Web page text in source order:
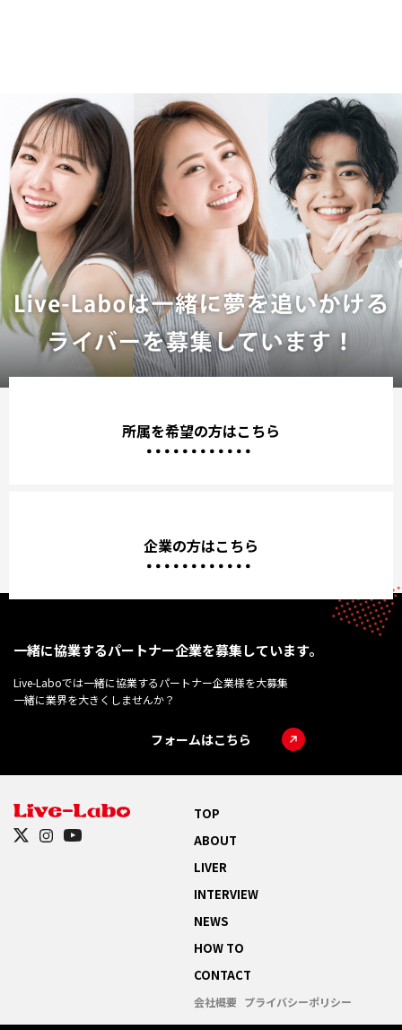
所属を希望の方はこちら
企業の方はこちら
一緒に協業するパートナー企業を募集しています。
Live-Laboでは一緒に協業するパートナー企業様を大募集
一緒に業界を大きくしませんか？
フォームはこちら
TOP
ABOUT
LIVER
INTERVIEW
NEWS
HOW TO
CONTACT
会社概要 プライバシーポリシー